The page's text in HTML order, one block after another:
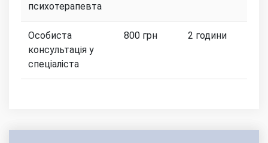
психотерапевта
Особиста
консультація у
спеціаліста
800 грн 2 години